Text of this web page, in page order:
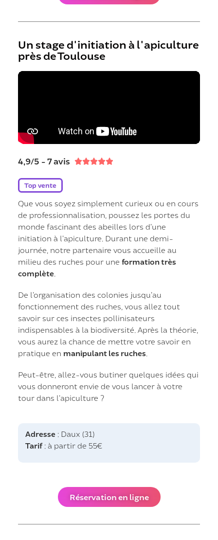
Un stage d'initiation à l'apiculture
près de Toulouse
4,9/5 - 7 avis 
Top vente
Que vous soyez simplement curieux ou en cours
de professionnalisation, poussez les portes du
monde fascinant des abeilles lors d’une
initiation à l’apiculture. Durant une demi-
journée, notre partenaire vous accueille au
milieu des ruches pour uneformation très
complète
De l’organisation des colonies jusqu’au
fonctionnement des ruches, vous allez tout
savoir sur ces insectes pollinisateurs
indispensables à la biodiversité. Après la théorie,
vous aurez la chance de mettre votre savoir en
pratique en manipulant les ruches
Peut-être, allez-vous butiner quelques idées qui
vous donneront envie de vous lancer à votre
tour dans l’apiculture ?
Adresse : Daux (31)
Tarif: à partir de 55€
Réservation en ligne